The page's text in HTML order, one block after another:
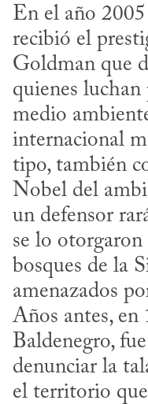
En el año
recibió el
Goldman que
quienes
medio
internacional
tipo, también
Nobel del
un defensor
se lo
bosques de la
amenazados
Años antes, en
Baldenegro,
denunciar la
el territorio